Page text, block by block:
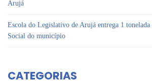
Arujá
Escola do Legislativo de Arujá entrega 1
Social do município
CATEGORIAS